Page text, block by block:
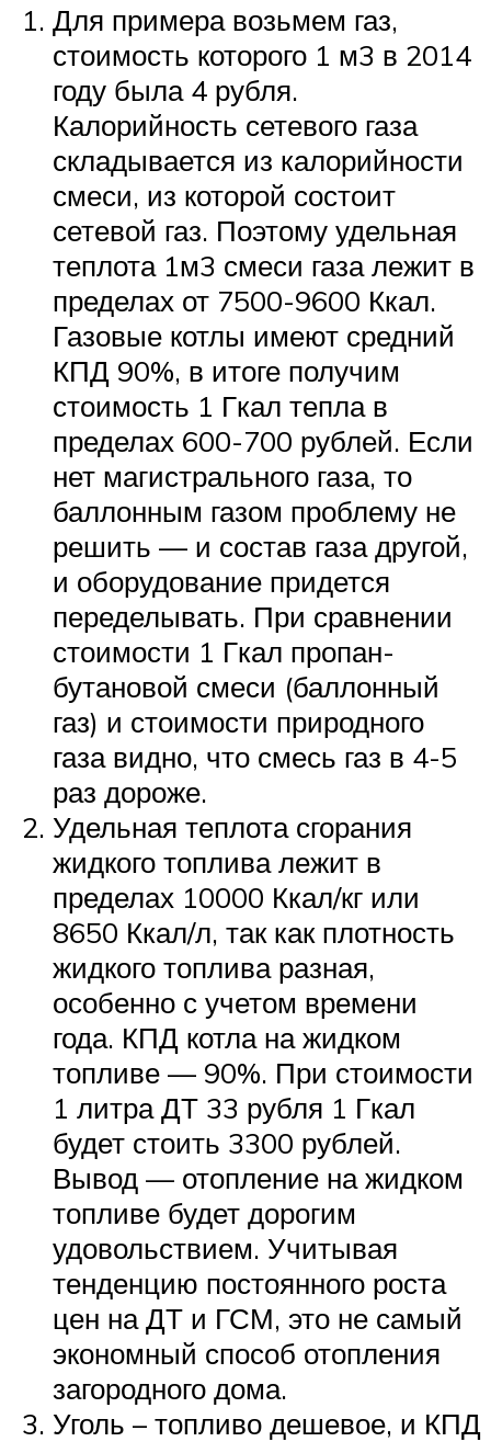
Для примера возьмем газ,
стоимость которого 1 м3 в 2014
году была 4 рубля.
Калорийность сетевого газа
складывается из калорийности
смеси, из которой состоит
сетевой газ. Поэтому удельная
теплота 1м3 смеси газа лежит в
пределах от 7500-9600 Ккал.
Газовые котлы имеют средний
КПД 90%, в итоге получим
стоимость 1 Гкал тепла в
пределах 600-700 рублей. Если
нет магистрального газа, то
баллонным газом проблему не
решить — и состав газа другой,
и оборудование придется
переделывать. При сравнении
стоимости 1 Гкал пропан-
бутановой смеси (баллонный
газ) и стоимости природного
газа видно, что смесь газ в 4-5
раз дороже.
Удельная теплота сгорания
жидкого топлива лежит в
пределах 10000 Ккал/кг или
8650 Ккал/л, так как плотность
жидкого топлива разная,
особенно с учетом времени
года. КПД котла на жидком
топливе — 90%. При стоимости
1 литра ДТ 33 рубля 1 Гкал
будет стоить 3300 рублей.
Вывод — отопление на жидком
топливе будет дорогим
удовольствием. Учитывая
тенденцию постоянного роста
цен на ДТ и ГСМ, это не самый
экономный способ отопления
загородного дома.
Уголь – топливо дешевое, и КПД